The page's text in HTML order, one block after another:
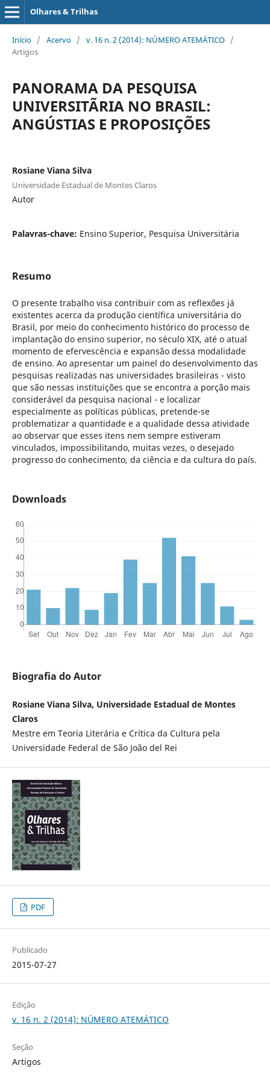
Olhares & Trilhas
Início / Acervo / v. 16 n. 2 (2014): NÚMERO ATEMÁTICO /
Artigos
PANORAMA DA PESQUISA
UNIVERSITÃRIA NO BRASIL:
ANGÚSTIAS E PROPOSIÇÕES
Rosiane Viana Silva
Universidade Estadual de Montes Claros
Autor
Palavras-chave: Ensino Superior, Pesquisa Universitária
Resumo
O presente trabalho visa contribuir com as reflexões já
existentes acerca da produção científica universitária do
Brasil, por meio do conhecimento histórico do processo de
implantação do ensino superior, no século XIX, até o atual
momento de efervescência e expansão dessa modalidade
de ensino. Ao apresentar um painel do desenvolvimento das
pesquisas realizadas nas universidades brasileiras - visto
que são nessas instituições que se encontra a porção mais
considerável da pesquisa nacional - e localizar
especialmente as políticas públicas, pretende-se
problematizar a quantidade e a qualidade dessa atividade
ao observar que esses itens nem sempre estiveram
vinculados, impossibilitando, muitas vezes, o desejado
progresso do conhecimento, da ciência e da cultura do país.
Downloads
Biografia do Autor
Rosiane Viana Silva, Universidade Estadual de Montes
Claros
Mestre em Teoria Literária e Crítica da Cultura pela
Universidade Federal de São João del Rei
PDF
Publicado
2015-07-27
Edição
v. 16 n. 2 (2014): NÚMERO ATEMÁTICO
Seção
Artigos